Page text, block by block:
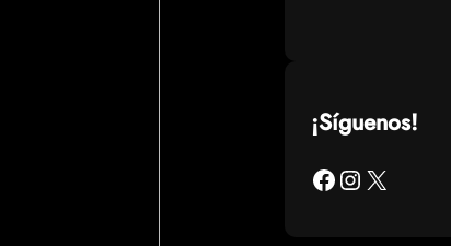
¡Síguenos!
Facebook Instagram X